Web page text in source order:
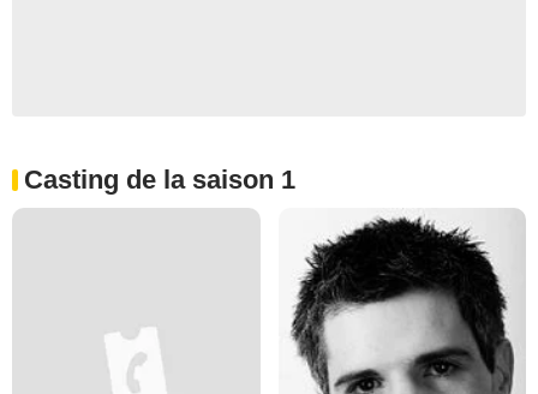
Casting de la saison 1